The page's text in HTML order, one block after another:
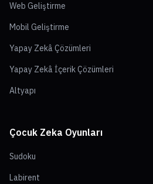
Web Geliştirme
Mobil Geliştirme
Yapay Zekâ Çözümleri
Yapay Zekâ İçerik Çözümleri
Altyapı
Çocuk Zeka Oyunları
Sudoku
Labirent